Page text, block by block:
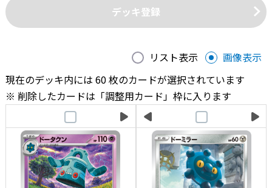
デッキ登録
リスト表示
画像表示
現在のデッキ内には 60 枚のカードが選択されています
削除したカードは「調整用カード」枠に入ります